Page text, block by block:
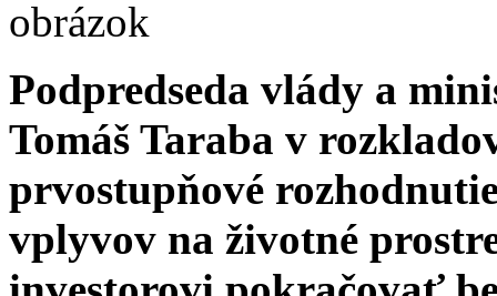
Podpredseda vlády a
Tomáš Taraba v
prvostupňové
vplyvov na životné